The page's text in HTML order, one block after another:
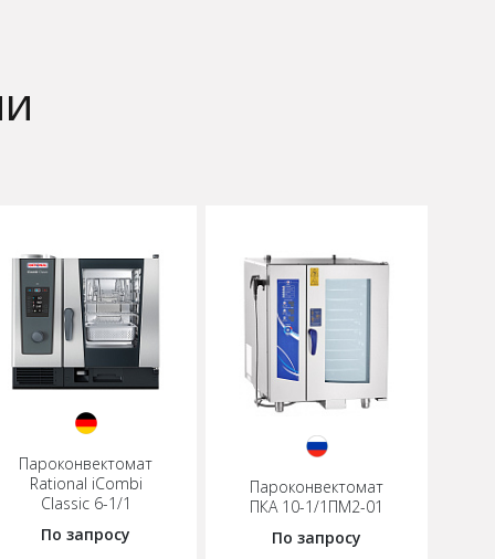
Пароконвектомат
Rational iCombi
Classic 6-1/1
По запросу
Пароконвектомат
ПКА 10-1/1ПМ2-01
По запросу